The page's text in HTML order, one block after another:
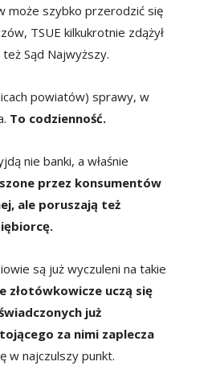
może szybko przerodzić się
TSUE kilkukrotnie zdążył
Sąd Najwyższy.
powiatów) sprawy, w
To codzienność.
nie banki, a właśnie
przez konsumentów
ale poruszają też
są już wyczuleni na takie
złotówkowicze uczą się
już
za nimi zaplecza
w najczulszy punkt.